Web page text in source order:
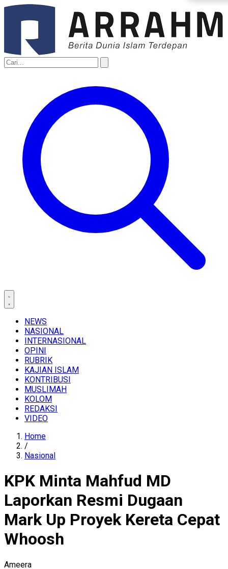
NEWS
NASIONAL
INTERNASIONAL
OPINI
RUBRIK
KAJIAN ISLAM
KONTRIBUSI
MUSLIMAH
KOLOM
REDAKSI
VIDEO
Home
/
Nasional
KPK Minta Mahfud MD
Laporkan Resmi Dugaan
Mark Up Proyek Kereta Cepat
Whoosh
Ameera